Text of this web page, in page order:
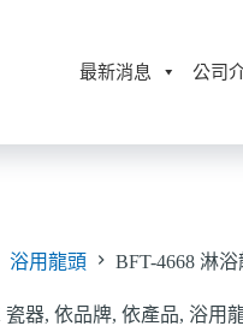
最新消息 公司
浴用龍頭 BFT-4668 淋浴
瓷器, 依品牌, 依產品, 浴用